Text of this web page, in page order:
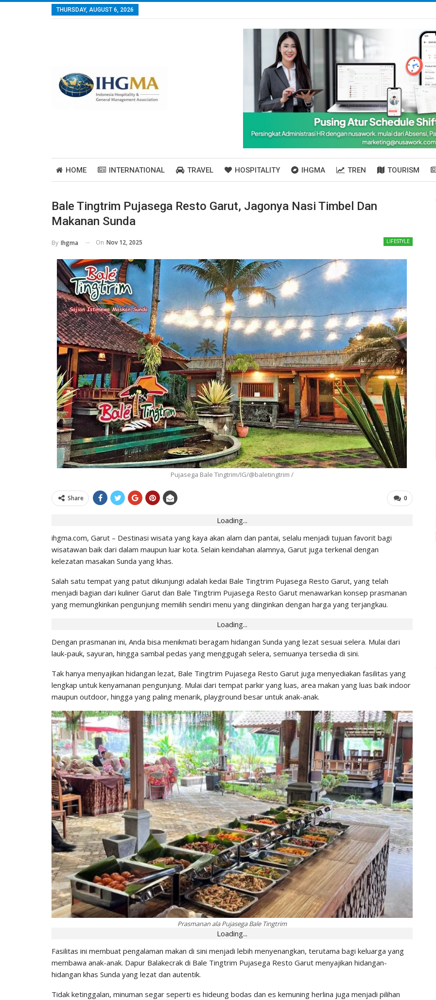
THURSDAY, AUGUST 6, 2026
HOME INTERNATIONAL TRAVEL HOSPITALITY IHGMA TREN TOURISM
Bale Tingtrim Pujasega Resto Garut, Jagonya Nasi Timbel Dan
Makanan Sunda
LIFESTYLE
By Ihgma On Nov 12, 2025
Pujasega Bale Tingtrim/IG/@baletingtrim /
0
Share
Loading...
ihgma.com, Garut – Destinasi wisata yang kaya akan alam dan pantai, selalu menjadi tujuan favorit bagi
wisatawan baik dari dalam maupun luar kota. Selain keindahan alamnya, Garut juga terkenal dengan
kelezatan masakan Sunda yang khas.
Salah satu tempat yang patut dikunjungi adalah kedai Bale Tingtrim Pujasega Resto Garut, yang telah
menjadi bagian dari kuliner Garut dan Bale Tingtrim Pujasega Resto Garut menawarkan konsep prasmanan
yang memungkinkan pengunjung memilih sendiri menu yang diinginkan dengan harga yang terjangkau.
Loading...
Dengan prasmanan ini, Anda bisa menikmati beragam hidangan Sunda yang lezat sesuai selera. Mulai dari
lauk-pauk, sayuran, hingga sambal pedas yang menggugah selera, semuanya tersedia di sini.
Tak hanya menyajikan hidangan lezat, Bale Tingtrim Pujasega Resto Garut juga menyediakan fasilitas yang
lengkap untuk kenyamanan pengunjung. Mulai dari tempat parkir yang luas, area makan yang luas baik indoor
maupun outdoor, hingga yang paling menarik, playground besar untuk anak-anak.
Prasmanan ala Pujasega Bale Tingtrim
Loading...
Fasilitas ini membuat pengalaman makan di sini menjadi lebih menyenangkan, terutama bagi keluarga yang
membawa anak-anak. Dapur Balakecrak di Bale Tingtrim Pujasega Resto Garut menyajikan hidangan-
hidangan khas Sunda yang lezat dan autentik.
Tidak ketinggalan, minuman segar seperti es hideung bodas dan es kemuning herlina juga menjadi pilihan
Libur Sekolah Bareng Keluarga, Hotel
Ini Tawarkan Paket Mulai Rp 199 Ribu
IHGMA Jul 9, 2026 0
Permintaan Turis Asing Meningkat,
Pemesanan Hotel Diperkirakan Pulih
September
IHGMA Jul 13, 2026 0